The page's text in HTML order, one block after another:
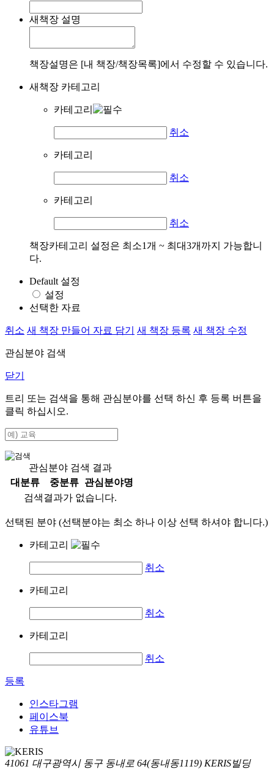
새책장 설명
책장설명은 [내 책장/책장목록]에서 수정할 수 있습니다.
새책장 카테고리
카테고리
취소
카테고리
취소
카테고리
취소
책장카테고리 설정은 최소1개 ~ 최대3개까지 가능합니
다.
Default 설정
설정
선택한 자료
취소 새 책장 만들어 자료 담기 새 책장 등록 새 책장 수정
관심분야 검색
닫기
트리 또는 검색을 통해 관심분야를 선택 하신 후 등록 버튼을
클릭 하십시오.
관심분야 검색 결과
대분류
중분류
관심분야명
검색결과가 없습니다.
선택된 분야 (선택분야는 최소 하나 이상 선택 하셔야 합니다.)
카테고리
취소
카테고리
취소
카테고리
취소
등록
인스타그램
페이스북
유튜브
41061 대구광역시 동구 동내로 64(동내동1119) KERIS빌딩